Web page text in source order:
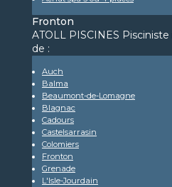
Fronton
ATOLL PISCINES
de :
Auch
Balma
Beaumont-de-Lomagne
Blagnac
Cadours
Castelsarrasin
Colomiers
Fronton
Grenade
L'Isle-Jourdain